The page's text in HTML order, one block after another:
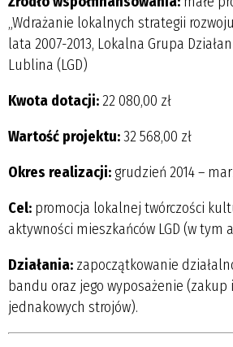
„Wdrażanie lokalnych strategii
lata 2007-2013, Lokalna Grupa
Lublina (LGD)
Kwota dotacji:22 080,00 zł
Wartość projektu:32 568,00 zł
Okres realizacji: grudzień 2014 –
Cel: promocja lokalnej twórczości
aktywności mieszkańców LGD (w
Działania: zapoczątkowanie
bandu oraz jego wyposażenie
jednakowych strojów).